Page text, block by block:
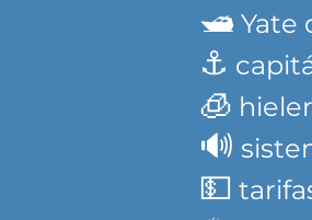
🛥️ Yate
⚓️
🧊
🔊
💵